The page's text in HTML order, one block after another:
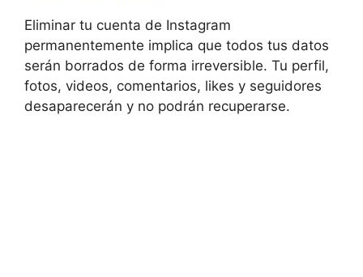
Eliminar tu cuenta de Instagram
permanentemente implica que todos tus datos
serán borrados de forma irreversible. Tu perfil,
fotos, videos, comentarios, likes y seguidores
desaparecerán y no podrán recuperarse.